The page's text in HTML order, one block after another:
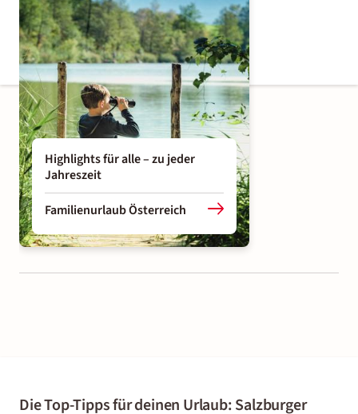
Highlights für alle – zu jeder
Jahreszeit
Familienurlaub Österreich
Die Top-Tipps für deinen Urlaub: Salzburger